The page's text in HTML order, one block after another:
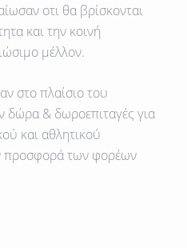
οτι θα βρίσκονται
και την κοινή
μέλλον.
στο πλαίσιο του
& δωροεπιταγές για
και αθλητικού
προσφορά των φορέων